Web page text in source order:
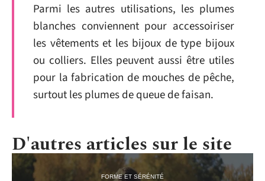
Parmi les autres utilisations, les plumes
blanches conviennent pour accessoiriser
les vêtements et les bijoux de type bijoux
ou colliers. Elles peuvent aussi être utiles
pour la fabrication de mouches de pêche,
surtout les plumes de queue de faisan.
D'autres articles sur le site
FORME ET SÉRÉNITÉ